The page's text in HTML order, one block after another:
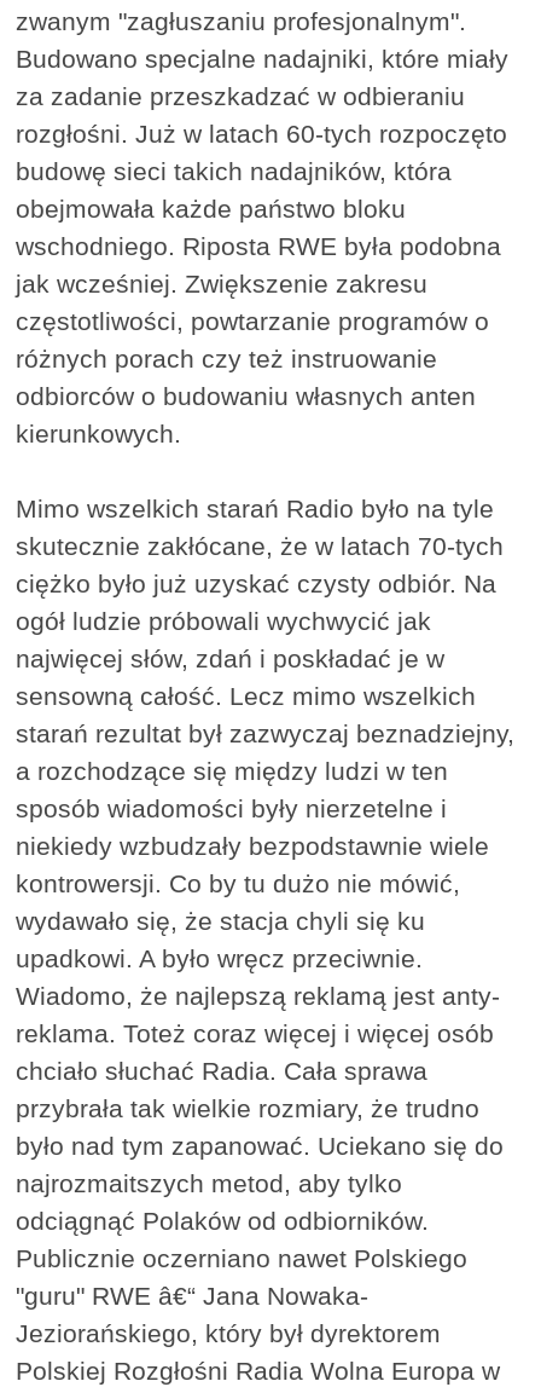
zwanym "zagłuszaniu profesjonalnym".
Budowano specjalne nadajniki, które miały
za zadanie przeszkadzać w odbieraniu
rozgłośni. Już w latach 60-tych rozpoczęto
budowę sieci takich nadajników, która
obejmowała każde państwo bloku
wschodniego. Riposta RWE była podobna
jak wcześniej. Zwiększenie zakresu
częstotliwości, powtarzanie programów o
różnych porach czy też instruowanie
odbiorców o budowaniu własnych anten
kierunkowych.
Mimo wszelkich starań Radio było na tyle
skutecznie zakłócane, że w latach 70-tych
ciężko było już uzyskać czysty odbiór. Na
ogół ludzie próbowali wychwycić jak
najwięcej słów, zdań i poskładać je w
sensowną całość. Lecz mimo wszelkich
starań rezultat był zazwyczaj beznadziejny,
a rozchodzące się między ludzi w ten
sposób wiadomości były nierzetelne i
niekiedy wzbudzały bezpodstawnie wiele
kontrowersji. Co by tu dużo nie mówić,
wydawało się, że stacja chyli się ku
upadkowi. A było wręcz przeciwnie.
Wiadomo, że najlepszą reklamą jest anty-
reklama. Toteż coraz więcej i więcej osób
chciało słuchać Radia. Cała sprawa
przybrała tak wielkie rozmiary, że trudno
było nad tym zapanować. Uciekano się do
najrozmaitszych metod, aby tylko
odciągnąć Polaków od odbiorników.
Publicznie oczerniano nawet Polskiego
"guru" RWE â€“ Jana Nowaka-
Jeziorańskiego, który był dyrektorem
Polskiej Rozgłośni Radia Wolna Europa w